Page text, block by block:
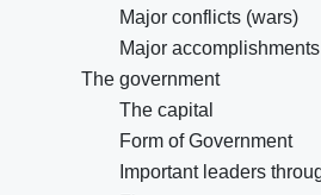
Major conflicts (wars)
Major accomplishments
The government
The capital
Form of Government
Important leaders